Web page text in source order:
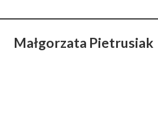
Małgorzata Pietrusiak